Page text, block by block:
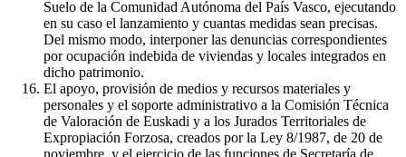
Suelo de la Comunidad Autónoma del País Vasco, ejecutando
en su caso el lanzamiento y cuantas medidas sean precisas.
Del mismo modo, interponer las denuncias correspondientes
por ocupación indebida de viviendas y locales integrados en
dicho patrimonio.
El apoyo, provisión de medios y recursos materiales y
personales y el soporte administrativo a la Comisión Técnica
de Valoración de Euskadi y a los Jurados Territoriales de
Expropiación Forzosa, creados por la Ley 8/1987, de 20 de
noviembre, y el ejercicio de las funciones de Secretaría de